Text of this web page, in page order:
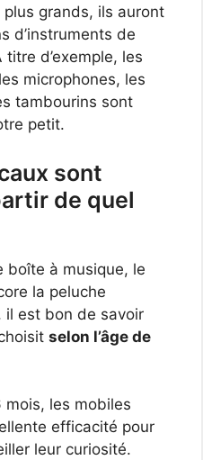
grands, ils auront
d’instruments de
d’exemple, les
microphones, les
tambourins sont
petit.
sont
de quel
boîte à musique, le
la peluche
il est bon de savoir
selon l’âge de
les mobiles
efficacité pour
leur curiosité.